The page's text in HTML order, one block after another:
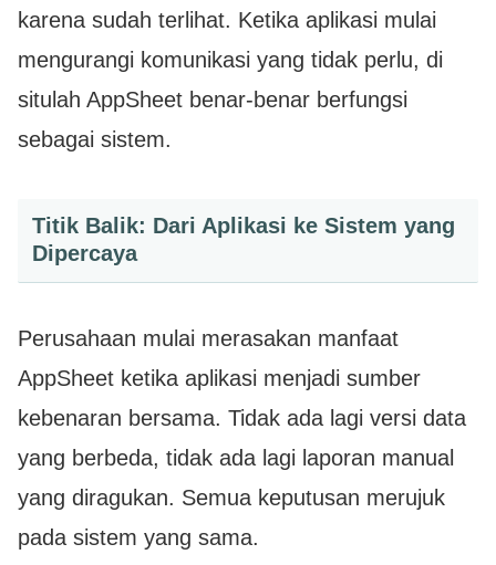
karena sudah terlihat. Ketika aplikasi mulai
mengurangi komunikasi yang tidak perlu, di
situlah AppSheet benar-benar berfungsi
sebagai sistem.
Titik Balik: Dari Aplikasi ke Sistem yang
Dipercaya
Perusahaan mulai merasakan manfaat
AppSheet ketika aplikasi menjadi sumber
kebenaran bersama. Tidak ada lagi versi data
yang berbeda, tidak ada lagi laporan manual
yang diragukan. Semua keputusan merujuk
pada sistem yang sama.